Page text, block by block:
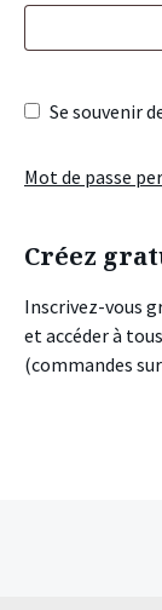
Se souvenir
Mot de passe
Créez
Inscrivez-vous
et accéder à
(commandes